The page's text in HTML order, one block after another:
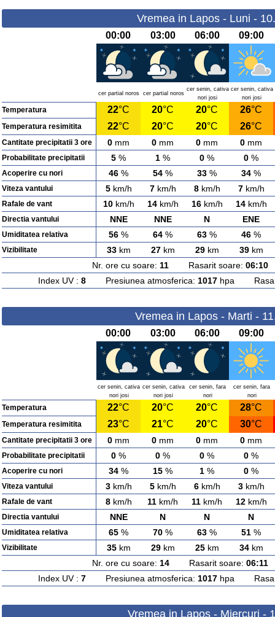
Vremea in Lapos - Luni -
00:00 03:00 06:00 09:00
cer partial noros cer partial noros
cer senin, cativa
nori josi
cer senin, cativa
nori josi
Temperatura 22°C 20°C 20°C 26°C
Temperatura resimitita 22°C 20°C 20°C 26°C
Cantitate precipitatii 3 ore 0 mm 0 mm 0 mm 0 mm
Probabilitate precipitatii 5 % 1 % 0 % 0 %
Acoperire cu nori 46 % 54 % 33 % 34 %
Viteza vantului 5km/h 7km/h 8km/h 7km/h
Rafale de vant 10km/h 14km/h 16km/h 14km/h
Directia vantului NNE NNE N ENE
Umiditatea relativa 56 % 64 % 63 % 46 %
Vizibilitate 33km 27km 29km 39km
Nr. ore cu soare: 11 Rasarit soare: 06:10
Index UV : 8Presiunea atmosferica: 1017hpa
Vremea in Lapos - Marti -
00:00 03:00 06:00 09:00
cer senin, cativa
nori josi
cer senin, cativa
nori josi
cer senin, fara
nori
cer senin, fara
nori
Temperatura 22°C 20°C 20°C 28°C
Temperatura resimitita 23°C 21°C 20°C 30°C
Cantitate precipitatii 3 ore 0 mm 0 mm 0 mm 0 mm
Probabilitate precipitatii 0 % 0 % 0 % 0 %
Acoperire cu nori 34 % 15 % 1 % 0 %
Viteza vantului 3km/h 5km/h 6km/h 3km/h
Rafale de vant 8km/h 11 km/h 11 km/h 12km/h
Directia vantului NNE N N N
Umiditatea relativa 65 % 70 % 63 % 51 %
Vizibilitate 35km 29km 25km 34km
Nr. ore cu soare: 14 Rasarit soare: 06:11
Index UV : 7Presiunea atmosferica: 1017hpa
Vremea in Lapos - Miercuri -